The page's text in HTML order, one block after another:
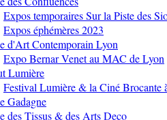
Expos temporaires Sur la Piste des
Expos éphémères 2023
d'Art Contemporain Lyon
Expo Bernar Venet au MAC de Lyon
Lumière
Festival Lumière & la Ciné Brocante
Gadagne
des Tissus & des Arts Deco